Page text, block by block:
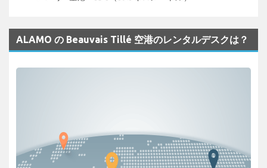
ALAMO の Beauvais Tillé 空港のレンタルデスクは？